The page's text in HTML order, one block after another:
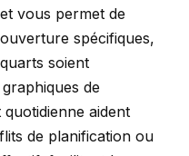
vous permet de
spécifiques,
soient
de
aident
de planification ou